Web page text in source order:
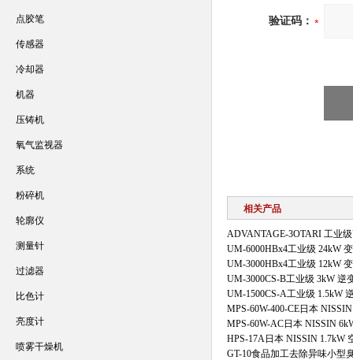
验证码：
相关产品
ADVANTAGE-3OTARI 工业
UM-6000HBx4工业级 24kW
UM-3000HBx4工业级 12kW
UM-3000CS-B工业级 3kW 逆
UM-1500CS-A工业级 1.5kW
MPS-60W-400-CE日本
MPS-60W-AC日本 NISSIN
HPS-17A日本 NISSIN 1.7kW
GT-10食品加工去除异味小型
点胶笔
传感器
冷却器
机器
压铸机
氧气监视器
系统
粉碎机
轮廓仪
测量针
过滤器
比色计
亮度计
喷雾干燥机